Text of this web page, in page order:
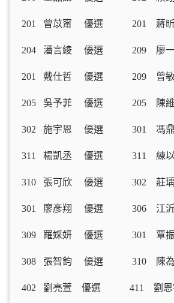
201 曾苡甯 優選 201 蔣
204 潘言綾 優選 209 廖
201 戴仕哲 優選 209 曾
205 吳予菲 優選 205 陳
302 施宇恩 優選 301 馮
311 楊凱丞 優選 311 練
310 張可欣 優選 302 莊
301 廖彥翔 優選 306 江
309 羅婇妍 優選 301 覃
308 張智鈞 優選 310 陳
402 劉亮萱 優選 411 劉